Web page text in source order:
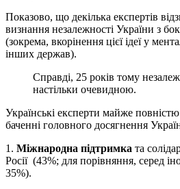
Показово, що декілька експертів
визнання незалежності України з
(зокрема, вкорінення цієї ідеї у
інших держав).
Справді, 25 років тому
настільки очевидною.
Українські експерти майже
баченні головного досягнення
1. Міжнародна підтримка та
Росії (43%; для порівняння, серед
35%).